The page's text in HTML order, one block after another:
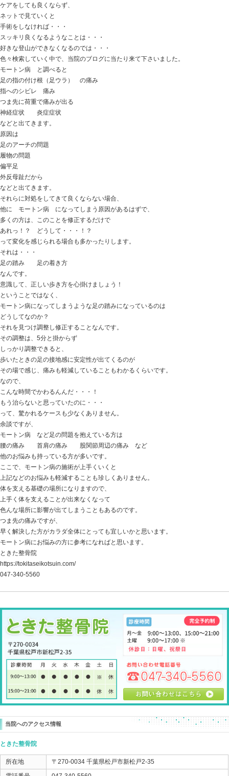
【モートン病】 もう良くならない…と思っていた女性
おはようございます
ときた整骨院
https://tokitaseikotsuin.com/ です
安定のサボり気味ですが
たまにはよろしくお願いします。
ネコ達も元気です！
今日の話は
【モートン病】 もう良くならない…と思っていた女性
先日の患者さん
1年近く左足のつま先の痛みに悩まされ
医療機関では【モートン病】 ではないかといことで
インソールを作り
痛みを緩和させるために、ステロイドの注射も打ってき
趣味のハイキング・登山で痛みがぶり返してくる。
ケアをしても良くならず、
ネットで見ていくと
手術をしなければ・・・
スッキリ良くなるようなことは・・・
好きな登山ができなくなるのでは・・・
色々検索していく中で、当院のブログに当たり来て下さ
モートン病 と調べると
足の指の付け根（足ウラ） の痛み
指へのシビレ 痛み
つま先に荷重で痛みが出る
神経症状 炎症症状
などと出てきます。
原因は
足のアーチの問題
履物の問題
偏平足
外反母趾だから
などと出てきます。
それらに対処をしてきて良くならない場合、
他に モートン病 になってしまう原因があるはずで、
多くの方は、このことを修正するだけで
あれっ！？ どうして・・・！？
って変化を感じられる場合も多かったりします。
それは・・・
足の踏み 足の着き方
なんです。
意識して、正しい歩き方を心掛けましょう！
ということではなく、
モートン病になってしまうような足の踏みになっている
どうしてなのか？
それを見つけ調整し修正することなんです。
その調整は、5分と掛からず